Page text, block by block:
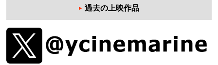
過去の上映作品